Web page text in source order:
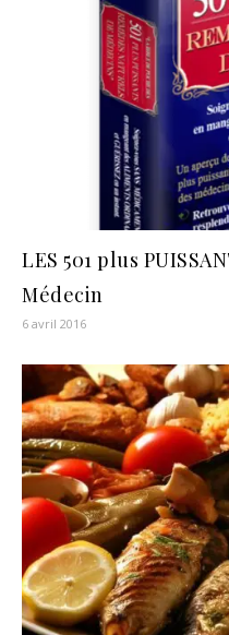
LES 501 plus
Médecin
6 avril 2016